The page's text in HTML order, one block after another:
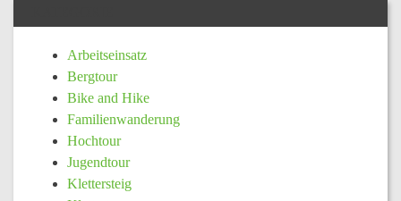
Arbeitseinsatz
Bergtour
Bike and Hike
Familienwanderung
Hochtour
Jugendtour
Klettersteig